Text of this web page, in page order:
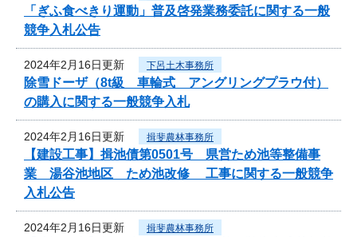
「ぎふ食べきり運動」普及啓発業務委託に関する一般
競争入札公告
2024年2月16日更新 下呂土木事務所
除雪ドーザ（8t級 車輪式 アングリングプラウ付）
の購入に関する一般競争入札
2024年2月16日更新 揖斐農林事務所
【建設工事】揖池債第0501号 県営ため池等整備事
業 湯谷池地区 ため池改修 工事に関する一般競争
入札公告
2024年2月16日更新 揖斐農林事務所